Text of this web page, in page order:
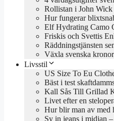
Rollistan i John Wick
Hur fungerar
Elf Hydrating Camo
Friskis och Svettis
Räddningstjänsten
Växla svenska
Livsstil
US Size To Eu
Bäst i test
Kall Sås Till Grillad
Livet efter en
Hur blir man av med
Sy in jeans i midjan